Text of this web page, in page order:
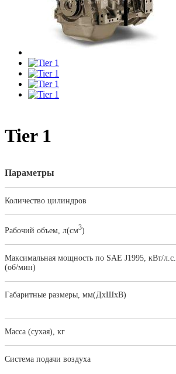
Tier 1
Параметры
Количество цилиндров
Рабочий объем, л(см3)
Максимальная мощность по SAE J1995, кВт/л.с.
(об/мин)
Габаритные размеры, мм(ДхШхВ)
Масса (сухая), кг
Система подачи воздуха